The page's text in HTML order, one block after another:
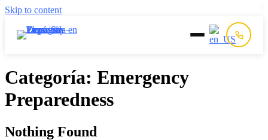
Skip to content
Categoría: Emergency
Preparedness
Nothing Found